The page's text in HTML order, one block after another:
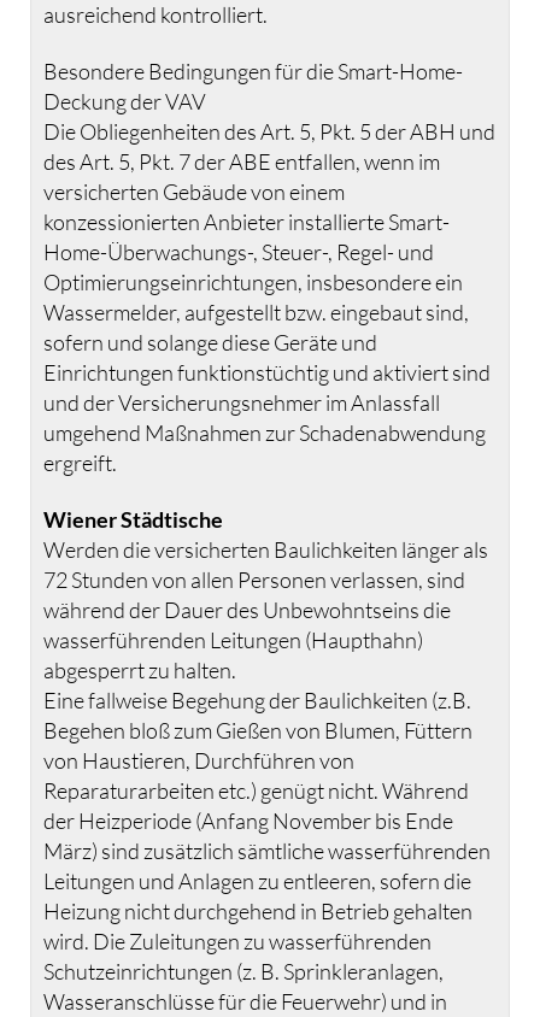
ausreichend kontrolliert.
Besondere Bedingungen für die Smart-Home-
Deckung der VAV
Die Obliegenheiten des Art. 5, Pkt. 5 der ABH und
des Art. 5, Pkt. 7 der ABE entfallen, wenn im
versicherten Gebäude von einem
konzessionierten Anbieter installierte Smart-
Home-Überwachungs-, Steuer-, Regel- und
Optimierungseinrichtungen, insbesondere ein
Wassermelder, aufgestellt bzw. eingebaut sind,
sofern und solange diese Geräte und
Einrichtungen funktionstüchtig und aktiviert sind
und der Versicherungsnehmer im Anlassfall
umgehend Maßnahmen zur Schadenabwendung
ergreift.
Wiener Städtische
Werden die versicherten Baulichkeiten länger als
72 Stunden von allen Personen verlassen, sind
während der Dauer des Unbewohntseins die
wasserführenden Leitungen (Haupthahn)
abgesperrt zu halten.
Eine fallweise Begehung der Baulichkeiten (z.B.
Begehen bloß zum Gießen von Blumen, Füttern
von Haustieren, Durchführen von
Reparaturarbeiten etc.) genügt nicht. Während
der Heizperiode (Anfang November bis Ende
März) sind zusätzlich sämtliche wasserführenden
Leitungen und Anlagen zu entleeren, sofern die
Heizung nicht durchgehend in Betrieb gehalten
wird. Die Zuleitungen zu wasserführenden
Schutzeinrichtungen (z. B. Sprinkleranlagen,
Wasseranschlüsse für die Feuerwehr) und in